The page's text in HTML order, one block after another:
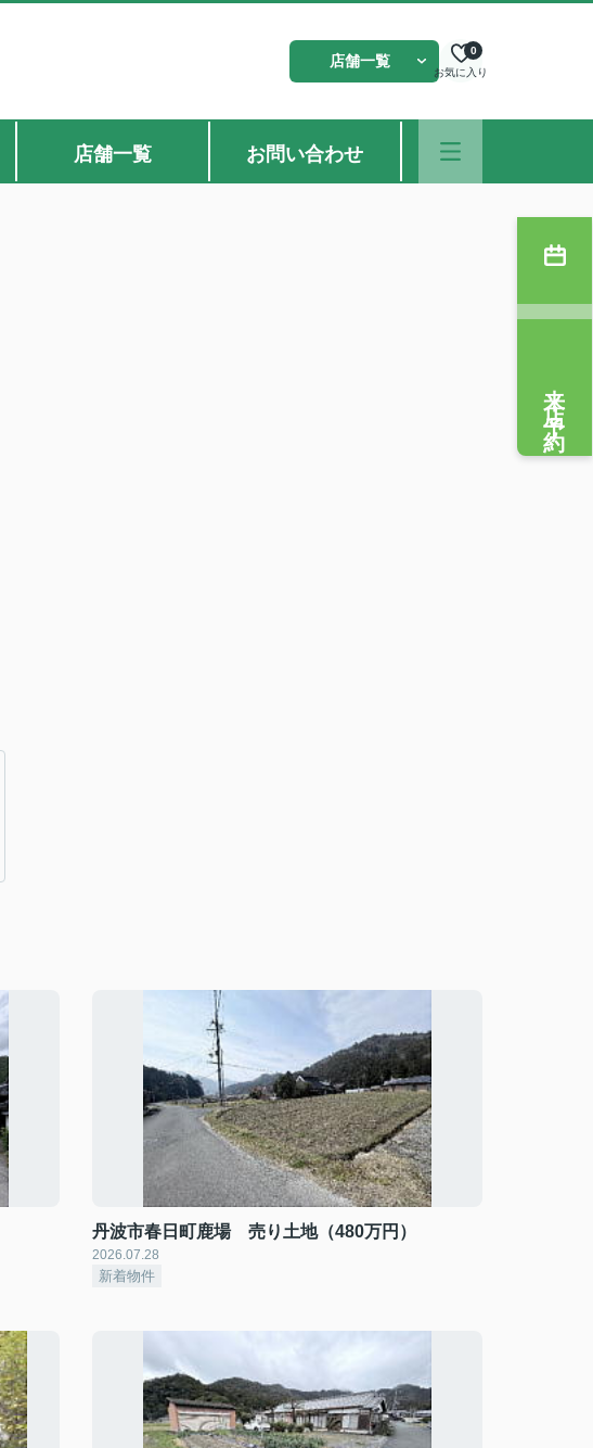
店舗一覧
お気に入り
0
店舗一覧 お問い合わせ
丹波市春日町鹿場 売り土地（480万円）
2026.07.28
新着物件
来店予約